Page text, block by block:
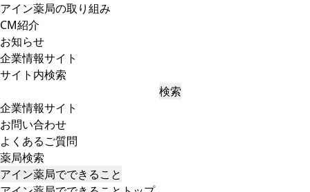
アイン薬局の取り組み
CM紹介
お知らせ
企業情報サイト
サイト内検索
検索
企業情報サイト
お問い合わせ
よくあるご質問
薬局検索
アイン薬局でできること